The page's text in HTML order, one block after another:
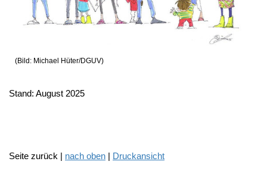
(Bild: Michael Hüter/DGUV)
Stand: August 2025
Seite zurück | nach oben | Druckansicht